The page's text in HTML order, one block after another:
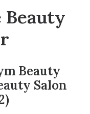
Beauty
Beauty
Salon